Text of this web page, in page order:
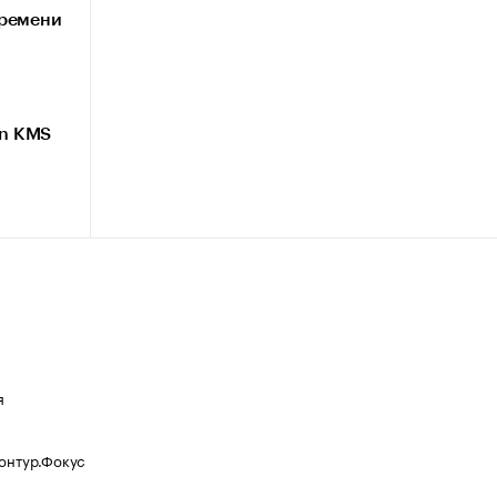
KMS